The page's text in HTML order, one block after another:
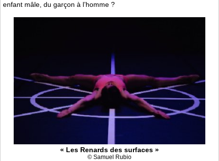
enfant mâle, du garçon à l’homme ?
« Les Renards des surfaces »
© Samuel Rubio